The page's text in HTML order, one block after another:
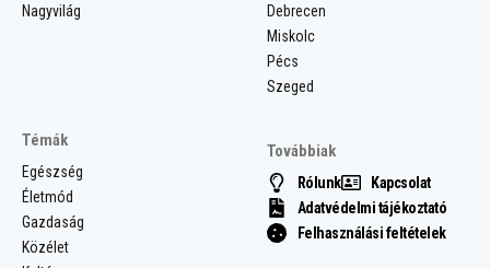
Nagyvilág
Debrecen
Miskolc
Pécs
Szeged
Témák
Egészség
Életmód
Gazdaság
Közélet
Továbbiak
Rólunk
Kapcsolat
Adatvédelmi tájékoztató
Felhasználási feltételek